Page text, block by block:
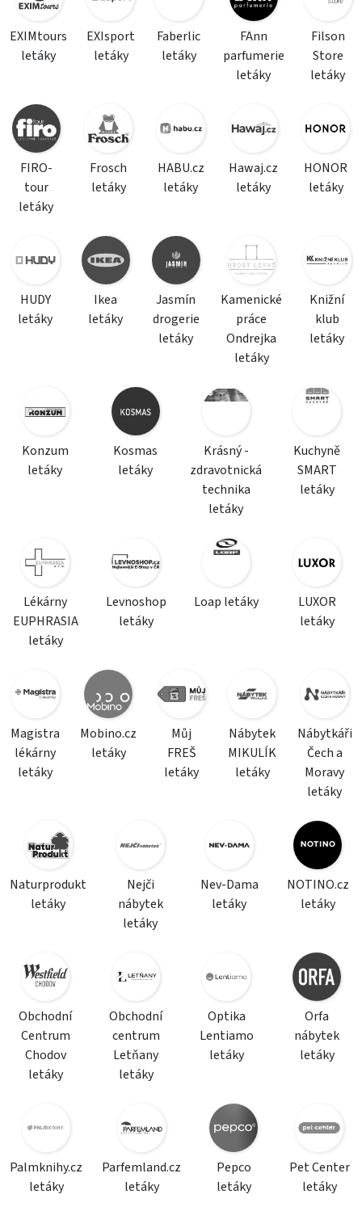
EXIMtours
letáky
EXIsport
letáky
Faberlic
letáky
FAnn
parfumerie
letáky
Filson
Store
letáky
FIRO-
tour
letáky
Frosch
letáky
HABU.cz
letáky
Hawaj.cz
letáky
HONOR
letáky
HUDY
letáky
Ikea
letáky
Jasmín
drogerie
letáky
Kamenické
práce
Ondrejka
letáky
Knižní
klub
letáky
Konzum
letáky
Kosmas
letáky
Krásný -
zdravotnická
technika
letáky
Kuchyně
SMART
letáky
Lékárny
EUPHRASIA
letáky
Levnoshop
letáky
Loap letáky
LUXOR
letáky
Magistra
lékárny
letáky
Mobino.cz
letáky
Můj
FREŠ
letáky
Nábytek
MIKULÍK
letáky
Nábytkáři
Čech a
Moravy
letáky
Naturprodukt
letáky
Nejči
nábytek
letáky
Nev-Dama
letáky
NOTINO.cz
letáky
Obchodní
Centrum
Chodov
letáky
Obchodní
centrum
Letňany
letáky
Optika
Lentiamo
letáky
Orfa
nábytek
letáky
Palmknihy.cz
letáky
Parfemland.cz
letáky
Pepco
letáky
Pet Center
letáky